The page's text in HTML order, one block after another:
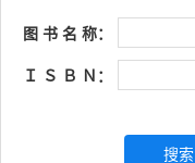
图 书 名 称：
Ｉ Ｓ Ｂ Ｎ：
搜索